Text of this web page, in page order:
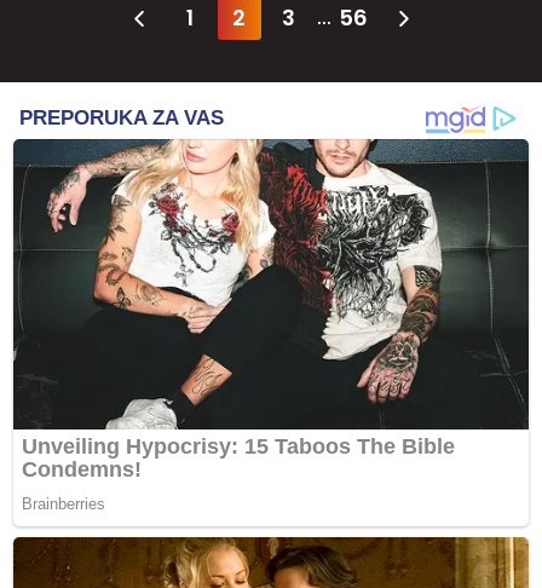
1 2 3 ... 56